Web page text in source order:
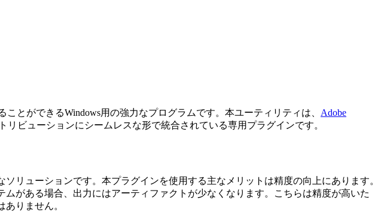
とができるWindows用の強力なプログラムです。本ユーティリティは、 Adobe
リビューションにシームレスな形で統合されている専用プラグインです。
リューションです。本プラグインを使用する主なメリットは精度の向上にあります。
がある場合、出力にはアーティファクトが少なくなります。こちらは精度が高いた
りません。